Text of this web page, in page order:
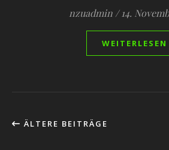
nzuadmin / 14.
WEITERLESEN
ÄLTERE BEITRÄGE